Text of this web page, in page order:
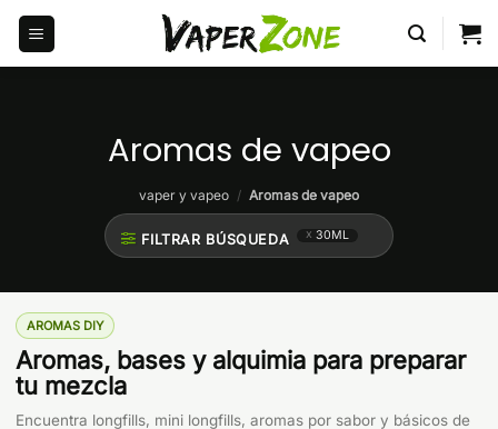
Saltar
contenido
Aromas de vapeo
vaper y vapeo / Aromas de vapeo
FILTRAR BÚSQUEDA 30ML
AROMAS DIY
Aromas, bases y alquimia para preparar
tu mezcla
Encuentra longfills, mini longfills, aromas por sabor y básicos de